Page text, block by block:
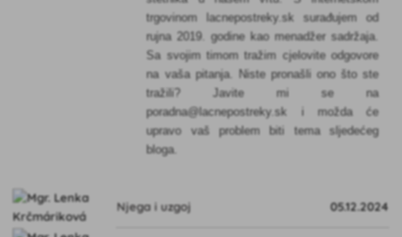
trgovinom lacnepostreky.sk surađujem od
rujna 2019. godine kao menadžer sadržaja.
Sa svojim timom tražim cjelovite odgovore
na vaša pitanja. Niste pronašli ono što ste
tražili? Javite mi se na
poradna@lacnepostreky.sk i možda će
upravo vaš problem biti tema sljedećeg
bloga.
Njega i uzgoj 05.12.2024